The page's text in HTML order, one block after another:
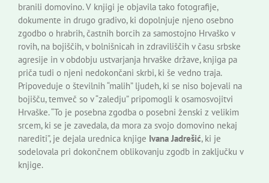
branili domovino. V knjigi je objavila tako fotografije,
dokumente in drugo gradivo, ki dopolnjuje njeno osebno
zgodbo o hrabrih, častnih borcih za samostojno Hrvaško v
rovih, na bojiščih, v bolnišnicah in zdraviliščih v času srbske
agresije in v obdobju ustvarjanja hrvaške države, knjiga pa
priča tudi o njeni nedokončani skrbi, ki še vedno traja.
Pripoveduje o številnih “malih” ljudeh, ki se niso bojevali na
bojišču, temveč so v “zaledju” pripomogli k osamosvojitvi
Hrvaške. “To je posebna zgodba o posebni ženski z velikim
srcem, ki se je zavedala, da mora za svojo domovino nekaj
narediti”, je dejala urednica knjige Ivana Jadrešić, ki je
sodelovala pri dokončnem oblikovanju zgodb in zaključku v
knjige.